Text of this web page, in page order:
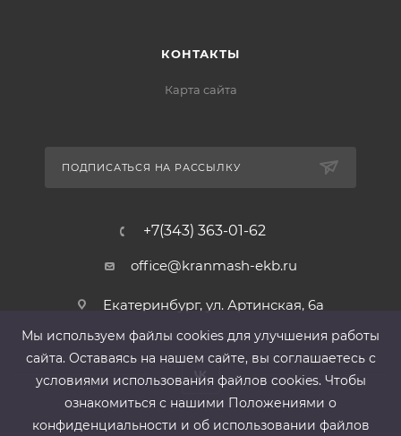
КОНТАКТЫ
Карта сайта
ПОДПИСАТЬСЯ НА РАССЫЛКУ
+7(343) 363-01-62
office@kranmash-ekb.ru
Екатеринбург, ул. Артинская, 6а
Мы используем файлы cооkies для улучшения работы
сайта. Оставаясь на нашем сайте, вы соглашаетесь с
условиями использования файлов cооkies. Чтобы
ознакомиться с нашими Положениями о
конфиденциальности и об использовании файлов